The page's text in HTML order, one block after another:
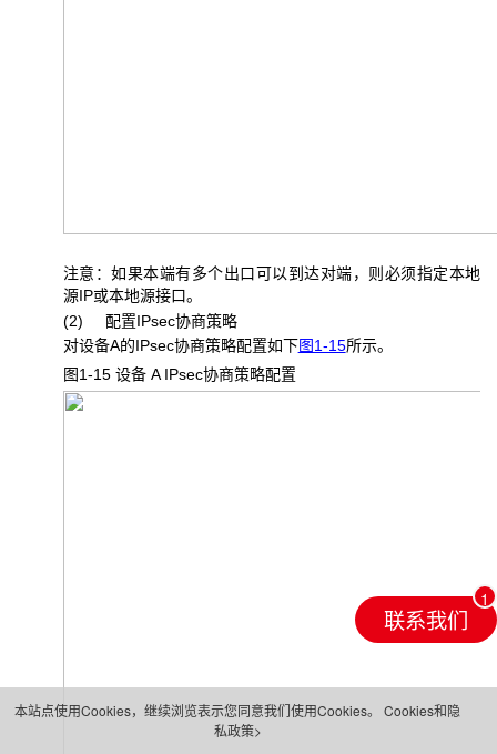
注意：如果本端有多个出口可以到达对端，则必须指定本地
源IP或本地源接口。
(2) 配置IPsec协商策略
对设备A的IPsec协商策略配置如下图1-15所示。
图1-15 设备 A IPsec协商策略配置
联系我们
本站点使用Cookies，继续浏览表示您同意我们使用Cookies。 Cookies和隐
私政策>